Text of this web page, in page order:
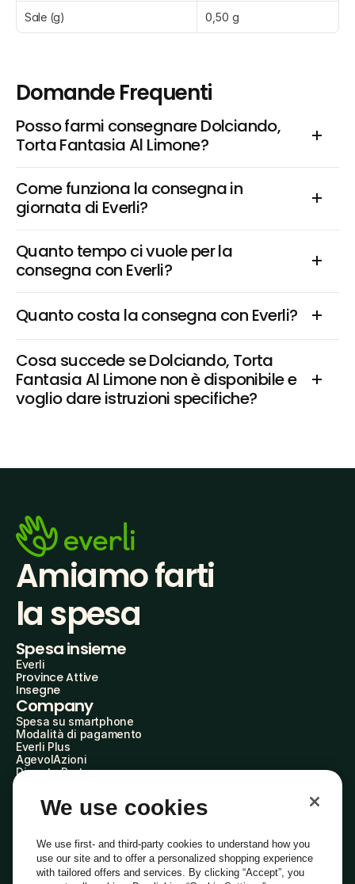
Sale (g) 0,50 g
Domande Frequenti
Posso farmi consegnare Dolciando,
Torta Fantasia Al Limone?
Come funziona la consegna in
giornata di Everli?
Quanto tempo ci vuole per la
consegna con Everli?
Quanto costa la consegna con Everli?
Cosa succede se Dolciando, Torta
Fantasia Al Limone non è disponibile e
voglio dare istruzioni specifiche?
Amiamo farti
la spesa
Spesa insieme
Everli
Province Attive
Insegne
Company
Spesa su smartphone
Modalità di pagamento
Everli Plus
AgevolAzioni
Diventa Partner
Everli Shoppers
About Us
Everli News
Domande frequenti
Lavora con noi
Diventa Shopper
We use cookies
We use first- and third-party cookies to understand how you
use our site and to offer a personalized shopping experience
with tailored offers and services. By clicking “Accept”, you